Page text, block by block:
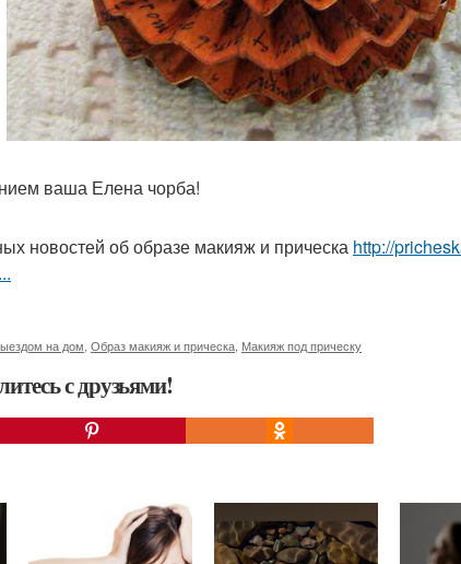
ваша Елена чорба!
новостей об образе макияж и прическа http://
на дом Образ макияж и прическа Макияж под прическу
с друзьями!